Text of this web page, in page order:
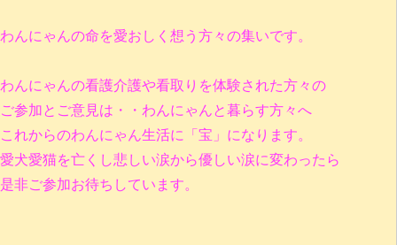
わんにゃんの命を愛おしく想う方々の集いです。
わんにゃんの看護介護や看取りを体験された方々の
ご参加とご意見は・・わんにゃんと暮らす方々へ
これからのわんにゃん生活に「宝」になります。
愛犬愛猫を亡くし悲しい涙から優しい涙に変わったら
是非ご参加お待ちしています。